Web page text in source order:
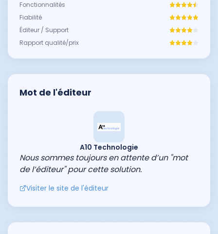
Fonctionnalités
Fiabilité
Éditeur / Support
Rapport qualité/prix
Mot de l'éditeur
A10 Technologie
Nous sommes toujours en attente d’un "mot
de l’éditeur" pour cette solution.
Visiter le site de l'éditeur